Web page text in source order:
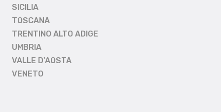
SICILIA
TOSCANA
TRENTINO ALTO ADIGE
UMBRIA
VALLE D'AOSTA
VENETO